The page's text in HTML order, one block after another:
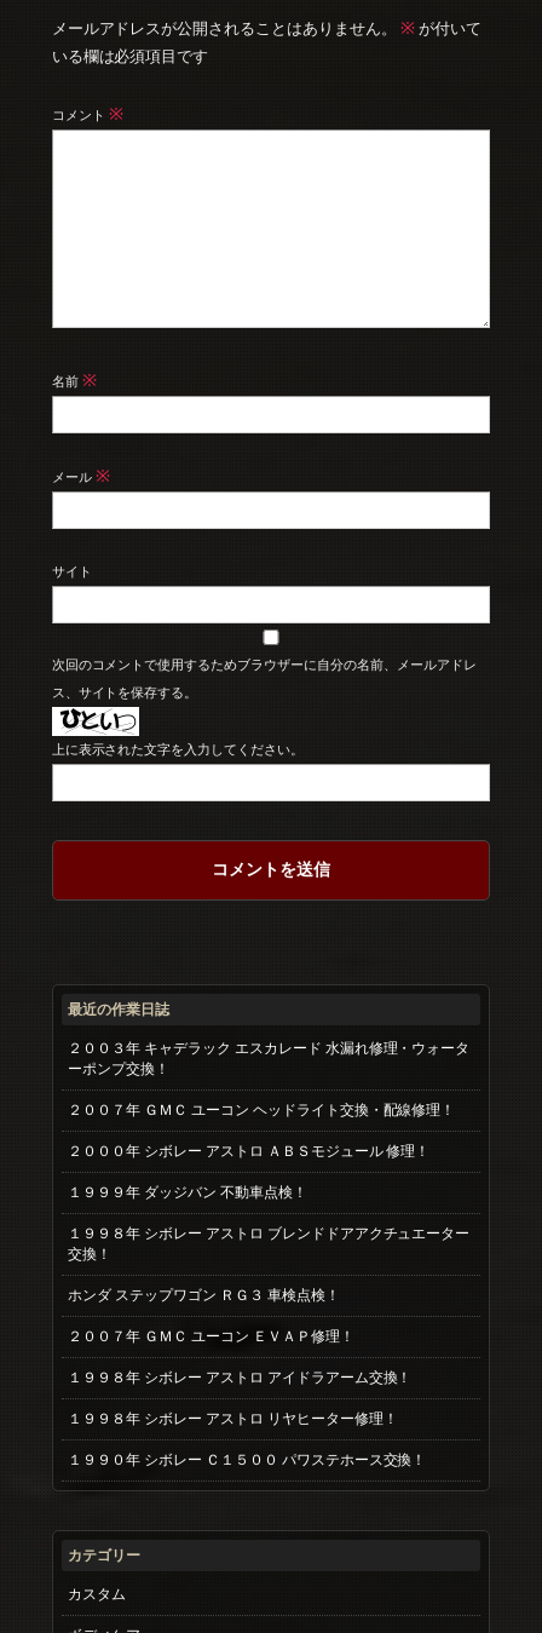
メールアドレスが公開されることはありません。 ※ が付いて
いる欄は必須項目です
コメント ※
名前 ※
メール ※
サイト
次回のコメントで使用するためブラウザーに自分の名前、メールアドレ
ス、サイトを保存する。
上に表示された文字を入力してください。
最近の作業日誌
２００３年 キャデラック エスカレード 水漏れ修理・ウォータ
ーポンプ交換！
２００７年 ＧＭＣ ユーコン ヘッドライト交換・配線修理！
２０００年 シボレー アストロ ＡＢＳモジュール 修理！
１９９９年 ダッジバン 不動車点検！
１９９８年 シボレー アストロ ブレンドドアアクチュエーター
交換！
ホンダ ステップワゴン ＲＧ３ 車検点検！
２００７年 ＧＭＣ ユーコン ＥＶＡＰ修理！
１９９８年 シボレー アストロ アイドラアーム交換！
１９９８年 シボレー アストロ リヤヒーター修理！
１９９０年 シボレー Ｃ１５００ パワステホース交換！
カテゴリー
カスタム